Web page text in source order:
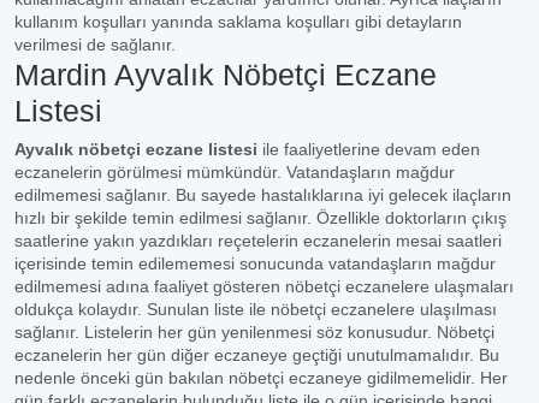
kullanım koşulları yanında saklama koşulları gibi detayların
verilmesi de sağlanır.
Mardin Ayvalık Nöbetçi Eczane
Listesi
Ayvalık nöbetçi eczane listesi ile faaliyetlerine devam eden
eczanelerin görülmesi mümkündür. Vatandaşların mağdur
edilmemesi sağlanır. Bu sayede hastalıklarına iyi gelecek ilaçların
hızlı bir şekilde temin edilmesi sağlanır. Özellikle doktorların çıkış
saatlerine yakın yazdıkları reçetelerin eczanelerin mesai saatleri
içerisinde temin edilememesi sonucunda vatandaşların mağdur
edilmemesi adına faaliyet gösteren nöbetçi eczanelere ulaşmaları
oldukça kolaydır. Sunulan liste ile nöbetçi eczanelere ulaşılması
sağlanır. Listelerin her gün yenilenmesi söz konusudur. Nöbetçi
eczanelerin her gün diğer eczaneye geçtiği unutulmamalıdır. Bu
nedenle önceki gün bakılan nöbetçi eczaneye gidilmemelidir. Her